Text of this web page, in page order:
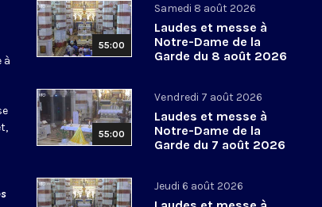
à
55:00
Samedi 8 août 2026
Laudes et messe à
Notre-Dame de la
Garde du 8 août 2026
55:00
Vendredi 7 août 2026
Laudes et messe à
Notre-Dame de la
Garde du 7 août 2026
Jeudi 6 août 2026